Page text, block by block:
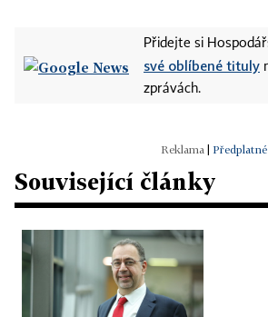
Přidejte si
své oblíbené tituly
zprávách.
Související články